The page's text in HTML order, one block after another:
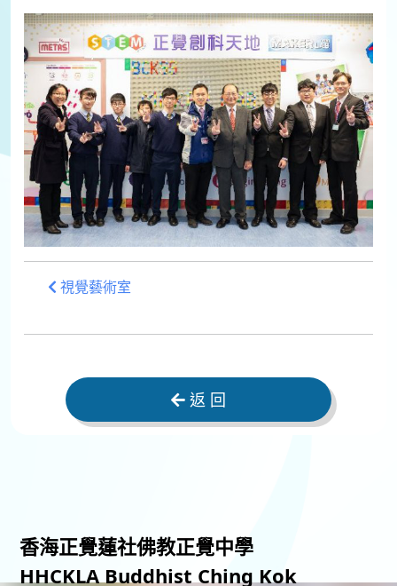
視覺藝術室
返 回
香海正覺蓮社佛教正覺中學
HHCKLA Buddhist Ching Kok